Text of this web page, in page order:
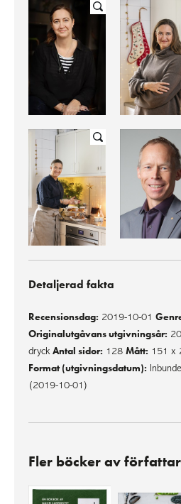
Detaljerad fakta
Recensionsdag: 2019-10-01
Originalutgåvans utgivningsår:
dryck Antal sidor: 128 Mått: 151 x
Format (utgivningsdatum):
(2019-10-01)
Fler böcker av